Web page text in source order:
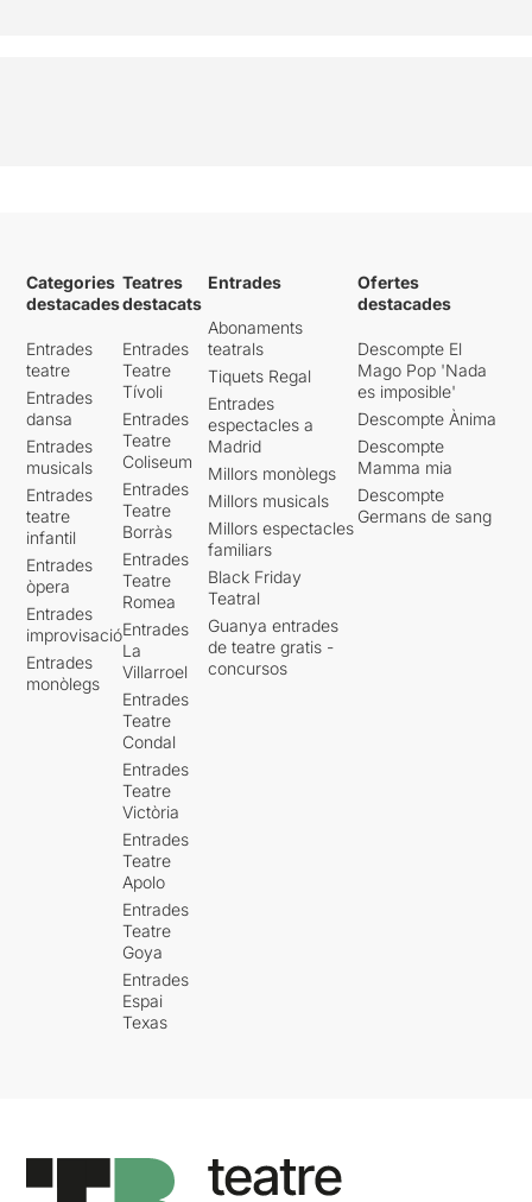
Categories
destacades
Entrades
teatre
Entrades
dansa
Entrades
musicals
Entrades
teatre
infantil
Entrades
òpera
Entrades
improvisació
Entrades
monòlegs
Teatres
destacats
Entrades
Teatre
Tívoli
Entrades
Teatre
Coliseum
Entrades
Teatre
Borràs
Entrades
Teatre
Romea
Entrades
La
Villarroel
Entrades
Teatre
Condal
Entrades
Teatre
Victòria
Entrades
Teatre
Apolo
Entrades
Teatre
Goya
Entrades
Espai
Texas
Entrades
Abonaments
teatrals
Tiquets Regal
Entrades
espectacles a
Madrid
Millors monòlegs
Millors musicals
Millors espectacles
familiars
Black Friday
Teatral
Guanya entrades
de teatre gratis -
concursos
Ofertes
destacades
Descompte El
Mago Pop 'Nada
es imposible'
Descompte Ànima
Descompte
Mamma mia
Descompte
Germans de sang